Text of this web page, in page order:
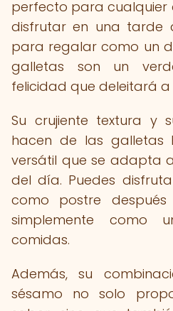
perfecto para cualquier
disfrutar en una tarde
para regalar como un
galletas son un
felicidad que deleitará
Su crujiente textura y
hacen de las galletas
versátil que se adapta
del día. Puedes
como postre
simplemente como
comidas.
Además, su
sésamo no solo